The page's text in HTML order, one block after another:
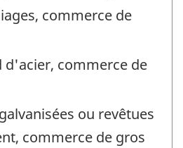
commerce de
d'acier, commerce de
ou revêtues
commerce de gros